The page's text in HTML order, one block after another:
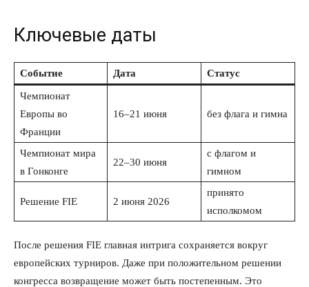
Ключевые даты
Событие Дата Статус
Чемпионат
Европы во
Франции
16–21 июня без флага и гимна
Чемпионат мира
в Гонконге
22–30 июня
с флагом и
гимном
Решение FIE 2 июня 2026
принято
исполкомом
После решения FIE главная интрига сохраняется вокруг
европейских турниров. Даже при положительном решении
конгресса возвращение может быть постепенным. Это